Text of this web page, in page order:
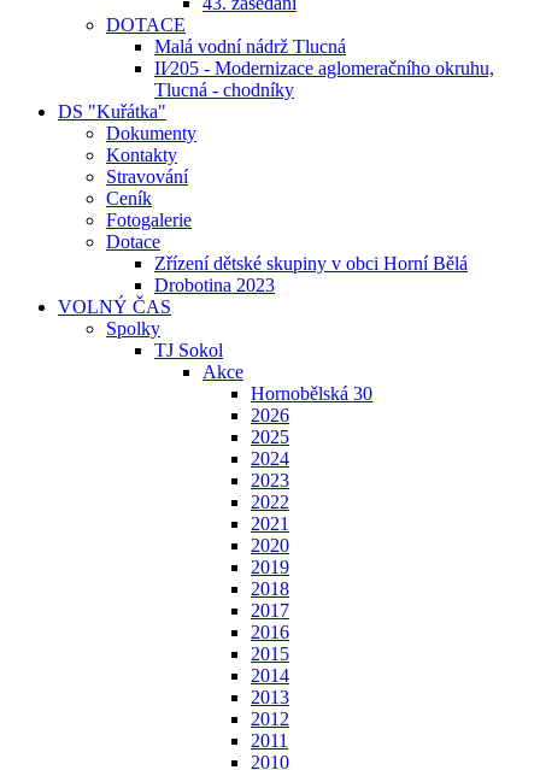
DOTACE
Malá vodní nádrž Tlucná
II⁄205 - Modernizace aglomeračního okruhu,
Tlucná - chodníky
DS "Kuřátka"
Dokumenty
Kontakty
Stravování
Ceník
Fotogalerie
Dotace
Zřízení dětské skupiny v obci Horní Bělá
Drobotina 2023
VOLNÝ ČAS
Spolky
TJ Sokol
Akce
Hornobělská 30
2026
2025
2024
2023
2022
2021
2020
2019
2018
2017
2016
2015
2014
2013
2012
2011
2010